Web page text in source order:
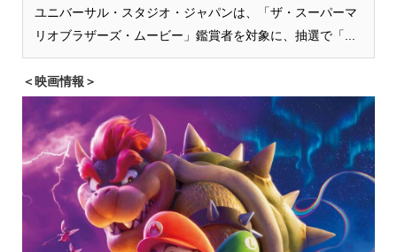
ユニバーサル・スタジオ・ジャパンは、「ザ・スーパーマ
リオブラザーズ・ムービー」鑑賞者を対象に、抽選で「...
＜映画情報＞